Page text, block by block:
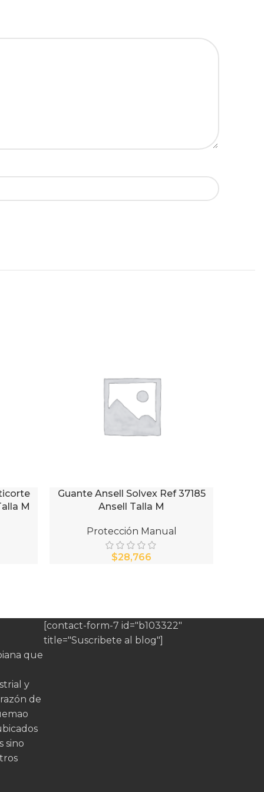
M
AÑADIR AL CARRITO
Guante Ansell Solvex Ref 37185
Ansell Talla M
Protección Manual
$
que
y
de
sino
[contact-form-7 id="b103322"
title="Suscribete al blog"]